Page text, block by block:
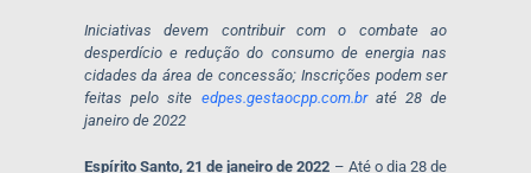
Iniciativas devem contribuir com o combate ao
desperdício e redução do consumo de energia nas
cidades da área de concessão; Inscrições podem ser
feitas pelo site edpes.gestaocpp.com.br até 28 de
janeiro de 2022
Espírito Santo, 21 de janeiro de 2022 – Até o dia 28 de